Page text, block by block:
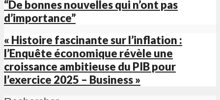
“De bonnes nouvelles qui n’ont pas
d’importance”
« Histoire fascinante sur l’inflation :
l’Enquête économique révèle une
croissance ambitieuse du PIB pour
l’exercice 2025 – Business »